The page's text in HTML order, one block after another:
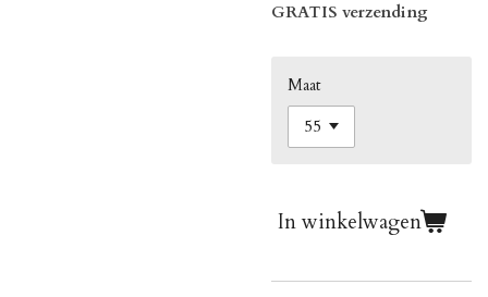
GRATIS verzending
Maat
In winkelwagen